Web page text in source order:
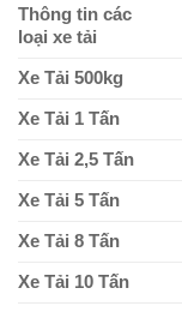
Thông tin các
loại xe tải
Xe Tải 500kg
Xe Tải 1 Tấn
Xe Tải 2,5 Tấn
Xe Tải 5 Tấn
Xe Tải 8 Tấn
Xe Tải 10 Tấn